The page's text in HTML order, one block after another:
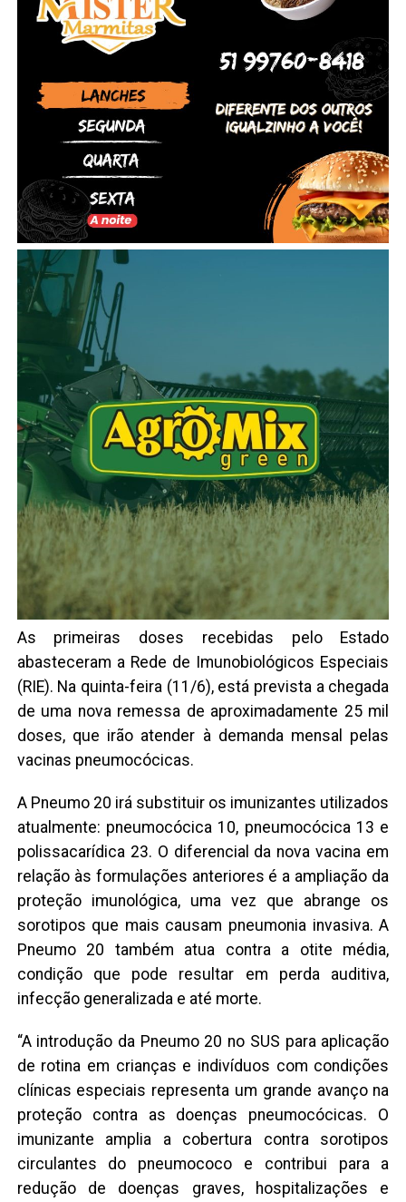
As primeiras doses recebidas pelo Estado
abasteceram a Rede de Imunobiológicos Especiais
(RIE). Na quinta-feira (11/6), está prevista a chegada
de uma nova remessa de aproximadamente 25 mil
doses, que irão atender à demanda mensal pelas
vacinas pneumocócicas.
A Pneumo 20 irá substituir os imunizantes utilizados
atualmente: pneumocócica 10, pneumocócica 13 e
polissacarídica 23. O diferencial da nova vacina em
relação às formulações anteriores é a ampliação da
proteção imunológica, uma vez que abrange os
sorotipos que mais causam pneumonia invasiva. A
Pneumo 20 também atua contra a otite média,
condição que pode resultar em perda auditiva,
infecção generalizada e até morte.
“A introdução da Pneumo 20 no SUS para aplicação
de rotina em crianças e indivíduos com condições
clínicas especiais representa um grande avanço na
proteção contra as doenças pneumocócicas. O
imunizante amplia a cobertura contra sorotipos
circulantes do pneumococo e contribui para a
redução de doenças graves, hospitalizações e